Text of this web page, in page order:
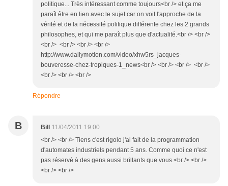
politique... Très intéressant comme toujours<br /> et ça me
paraît être en lien avec le sujet car on voit l'approche de la
vérité et de la nécessité politique différente chez les 2 grands
philosophes, et qui me paraît plus que d'actualité.<br /> <br />
<br /> <br /> <br /> <br />
http://www.dailymotion.com/video/xhw5rs_jacques-
bouveresse-chez-tropiques-1_news<br /> <br /> <br /> <br />
<br /> <br /> <br />
Répondre
B Bill
11/04/2011 19:00
<br /> <br /> Tiens c'est rigolo j'ai fait de la programmation
d'automates industriels pendant 5 ans. Comme quoi ce n'est
pas réservé à des gens aussi brillants que vous.<br /> <br />
<br /> <br />